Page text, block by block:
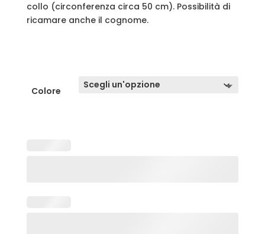
collo (circonferenza circa 50 cm). Possibilità di
ricamare anche il cognome.
Colore